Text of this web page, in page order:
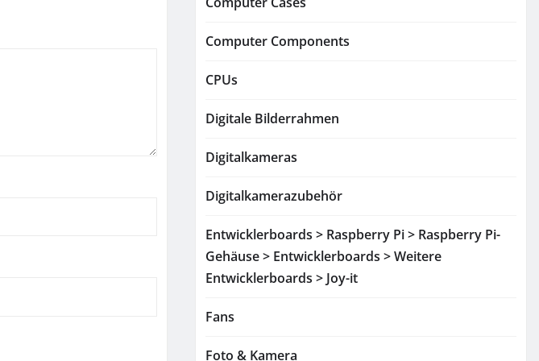
Computer Components
CPUs
Digitale Bilderrahmen
Digitalkameras
Digitalkamerazubehör
Entwicklerboards > Raspberry Pi > Raspberry Pi-
Gehäuse > Entwicklerboards > Weitere
Entwicklerboards > Joy-it
Fans
Foto & Kamera